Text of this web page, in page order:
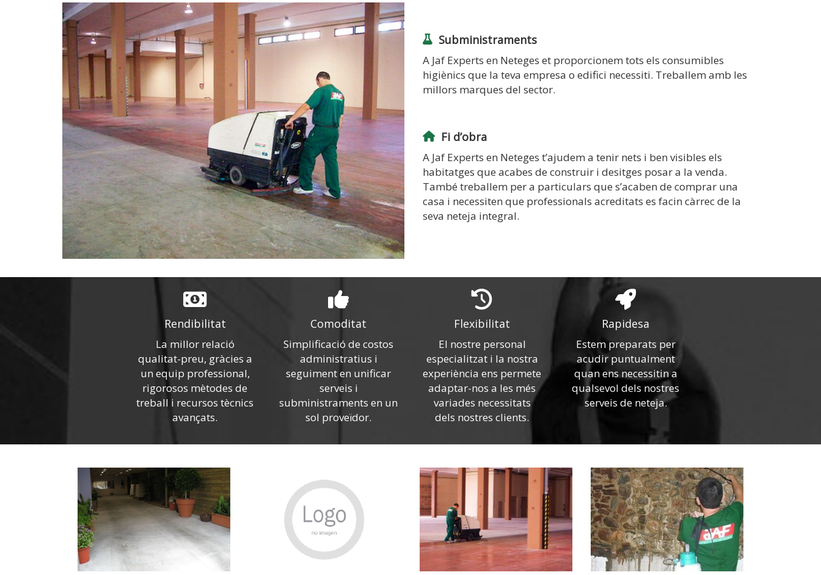
Subministraments
A Jaf Experts en Neteges et proporcionem tots els consumibles
higiènics que la teva empresa o edifici necessiti. Treballem amb les
millors marques del sector.
Fi d’obra
A Jaf Experts en Neteges t’ajudem a tenir nets i ben visibles els
habitatges que acabes de construir i desitges posar a la venda.
També treballem per a particulars que s’acaben de comprar una
casa i necessiten que professionals acreditats es facin càrrec de la
seva neteja integral.
Rendibilitat
La millor relació
qualitat-preu, gràcies a
un equip professional,
rigorosos mètodes de
treball i recursos tècnics
avançats.
Comoditat
Simplificació de costos
administratius i
seguiment en unificar
serveis i
subministraments en un
sol proveïdor.
Flexibilitat
El nostre personal
especialitzat i la nostra
experiència ens permete
adaptar-nos a les més
variades necessitats
dels nostres clients.
Rapidesa
Estem preparats per
acudir puntualment
quan ens necessitin a
qualsevol dels nostres
serveis de neteja.